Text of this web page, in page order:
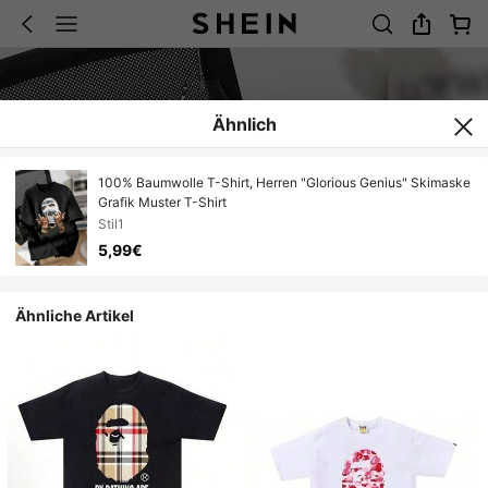
Ähnlich
100% Baumwolle T-Shirt, Herren "Glorious Genius" Skimaske
Grafik Muster T-Shirt
Stil1
5,99€
Ähnliche Artikel